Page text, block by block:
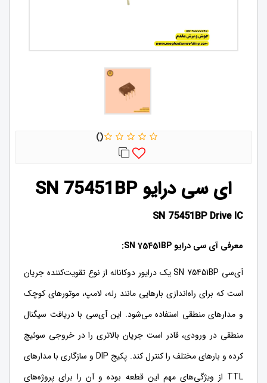
ای سی درایو SN 75451BP
SN 75451BP Drive IC
معرفی آی سی درایو SN 75451BP:
آی‌سی SN 75451BP یک درایور دوکاناله از نوع تقویت‌کننده جریان
است که برای راه‌اندازی بارهایی مانند رله، لامپ، موتورهای کوچک
و مدارهای منطقی استفاده می‌شود. این آی‌سی با دریافت سیگنال
منطقی در ورودی، قادر است جریان بالاتری را در خروجی سوئیچ
کرده و بارهای مختلف را کنترل کند. پکیج DIP و سازگاری با مدارهای
TTL از ویژگی‌های مهم این قطعه بوده و آن را برای پروژه‌های